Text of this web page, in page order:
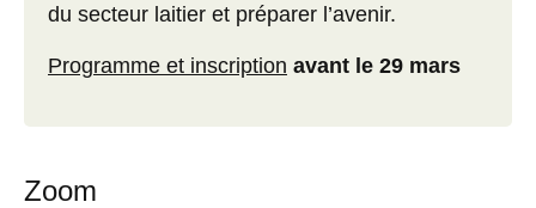
du secteur laitier et préparer l’avenir.
Programme et inscription avant le 29 mars
Zoom